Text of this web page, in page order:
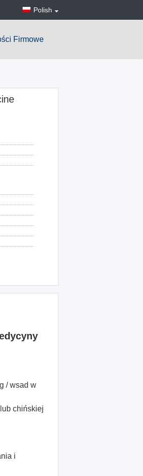
Polish
Firmowe
/ wsad w
chińskiej
i